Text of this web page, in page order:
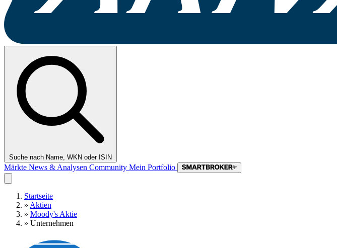
Suche nach Name, WKN oder ISIN
Märkte News & Analysen Community Mein Portfolio
Startseite
» Aktien
» Moody's Aktie
» Unternehmen